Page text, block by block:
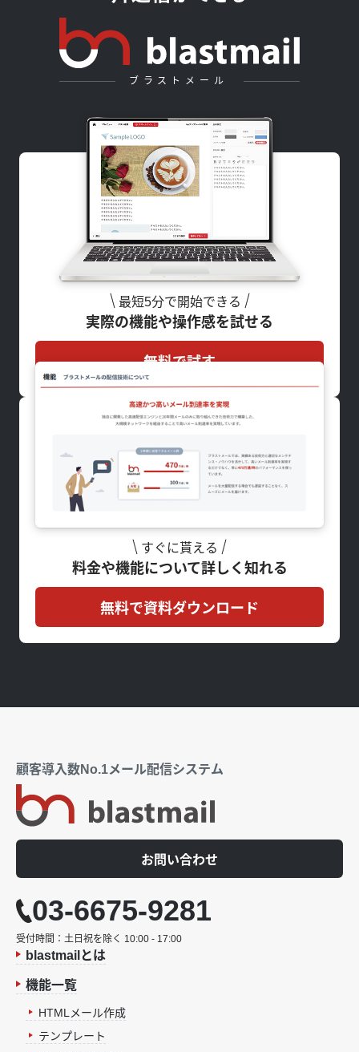
ブラストメール
最短5分で開始できる
実際の機能や操作感を試せる
無料で試す
すぐに貰える
料金や機能について詳しく知れる
無料で資料ダウンロード
顧客導入数No.1メール配信システム
お問い合わせ
03-6675-9281
受付時間：土日祝を除く 10:00 - 17:00
blastmailとは
機能一覧
HTMLメール作成
テンプレート